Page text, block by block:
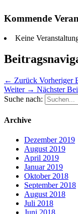
Kommende
Keine
← Zurück Vorheriger
Weiter → Nächster
Suche nach:
Archive
Dezember 2019
August 2019
April 2019
Januar 2019
Oktober 2018
September 2018
August 2018
Juli 2018
Juni 2018